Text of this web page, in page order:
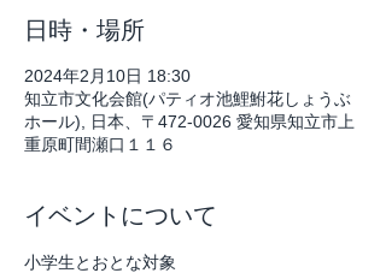
日時・場所
2024年2月10日 18:30
知立市文化会館(パティオ池鯉鮒花しょうぶ
ホール), 日本、〒472-0026 愛知県知立市上
重原町間瀬口１１６
イベントについて
小学生とおとな対象